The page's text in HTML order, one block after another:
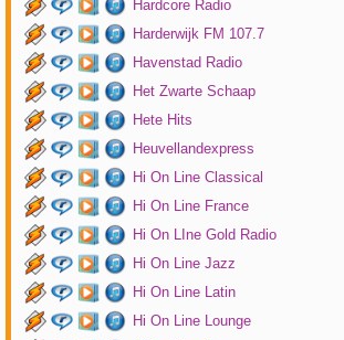
Hardcore Radio
Harderwijk FM 107.7
Havenstad Radio
Het Zwarte Schaap
Hete Hits
Heuvellandexpress
Hi On Line Classical
Hi On Line France
Hi On LIne Gold Radio
Hi On Line Jazz
Hi On Line Latin
Hi On Line Lounge